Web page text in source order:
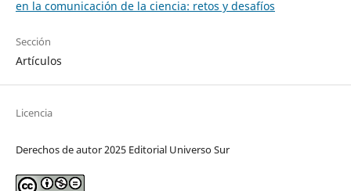
en la comunicación de la ciencia: retos y desafíos
Sección
Artículos
Licencia
Derechos de autor 2025 Editorial Universo Sur